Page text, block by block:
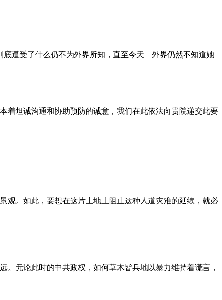
遭受了什么仍不为外界所知，直至今天，外界仍然不知道她
着坦诚沟通和协助预防的诚意，我们在此依法向贵院递交此要
观。如此，要想在这片土地上阻止这种人道灾难的延续，就必
无论此时的中共政权，如何草木皆兵地以暴力维持着谎言，